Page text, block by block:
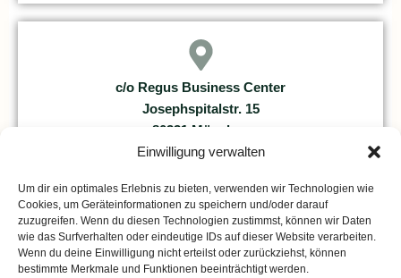
Einwilligung verwalten
Um dir ein optimales Erlebnis zu bieten, verwenden wir Technologien wie
Cookies, um Geräteinformationen zu speichern und/oder darauf
zuzugreifen. Wenn du diesen Technologien zustimmst, können wir Daten
wie das Surfverhalten oder eindeutige IDs auf dieser Website verarbeiten.
Wenn du deine Einwilligung nicht erteilst oder zurückziehst, können
bestimmte Merkmale und Funktionen beeinträchtigt werden.
c/o Regus Business Center
Josephspitalstr. 15
80331 München